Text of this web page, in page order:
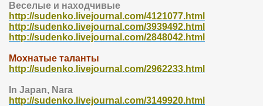
Веселые и находчивые
http://sudenko.livejournal.com/4121077.html
http://sudenko.livejournal.com/3939492.html
http://sudenko.livejournal.com/2848042.html
Мохнатые таланты
http://sudenko.livejournal.com/2962233.html
In Japan, Nara
http://sudenko.livejournal.com/3149920.html